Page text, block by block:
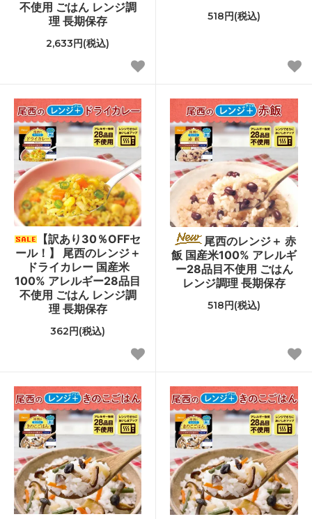
不使用 ごはん レンジ調
理 長期保存
2,633円(税込)
518円(税込)
【訳あり30％OFFセ
ール！】 尾西のレンジ＋
ドライカレー 国産米
100% アレルギー28品目
不使用 ごはん レンジ調
理 長期保存
362円(税込)
尾西のレンジ＋ 赤
飯 国産米100% アレルギ
ー28品目不使用 ごはん
レンジ調理 長期保存
518円(税込)